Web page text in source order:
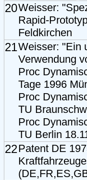
20Weisser:
Rapid-
Feldkirchen
21Weisser: "Ein
Verwendung
Proc
Tage 1996
Proc
TU
Proc
TU Berlin
22Patent DE